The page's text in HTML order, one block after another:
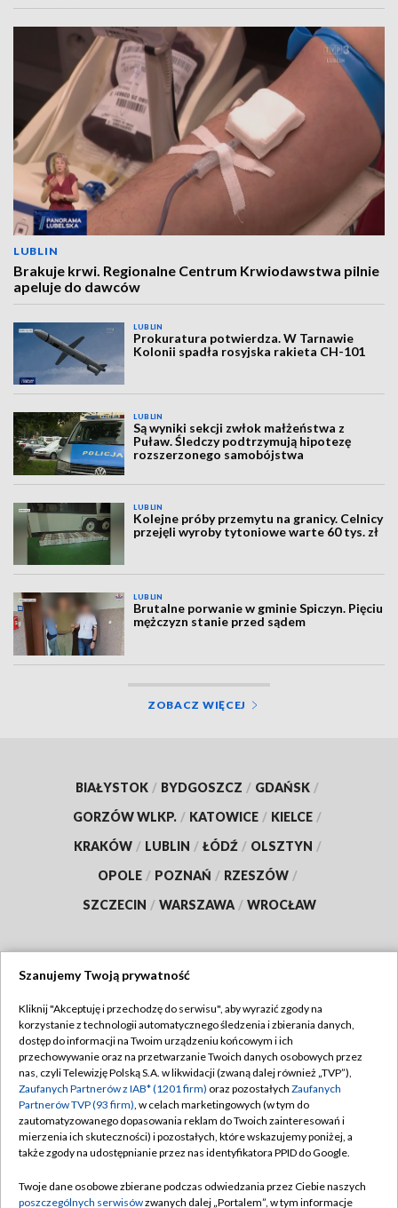
LUBLIN
Brakuje krwi. Regionalne Centrum Krwiodawstwa pilnie
apeluje do dawców
LUBLIN
Prokuratura potwierdza. W Tarnawie
Kolonii spadła rosyjska rakieta CH-101
LUBLIN
Są wyniki sekcji zwłok małżeństwa z
Puław. Śledczy podtrzymują hipotezę
rozszerzonego samobójstwa
LUBLIN
Kolejne próby przemytu na granicy. Celnicy
przejęli wyroby tytoniowe warte 60 tys. zł
LUBLIN
Brutalne porwanie w gminie Spiczyn. Pięciu
mężczyzn stanie przed sądem
ZOBACZ WIĘCEJ
BIAŁYSTOK / BYDGOSZCZ / GDAŃSK /
GORZÓW WLKP. / KATOWICE / KIELCE /
KRAKÓW / LUBLIN / ŁÓDŹ / OLSZTYN /
OPOLE / POZNAŃ / RZESZÓW /
SZCZECIN / WARSZAWA / WROCŁAW
TVP
Abonament TVP
Emisja w TVP
Centrum informacji TVP
Naziemna Telewizja Cyfrowa
Rada Programowa
Regulamin TVP
Polityka prywatności
Moje zgody
Pomoc
Kontakt
Szanujemy Twoją prywatność
Kliknij "Akceptuję i przechodzę do serwisu", aby wyrazić zgody na
korzystanie z technologii automatycznego śledzenia i zbierania danych,
dostęp do informacji na Twoim urządzeniu końcowym i ich
przechowywanie oraz na przetwarzanie Twoich danych osobowych przez
nas, czyli Telewizję Polską S.A. w likwidacji (zwaną dalej również „TVP”),
Zaufanych Partnerów z IAB* (1201 firm) oraz pozostałych Zaufanych
Partnerów TVP (93 firm), w celach marketingowych (w tym do
zautomatyzowanego dopasowania reklam do Twoich zainteresowań i
mierzenia ich skuteczności) i pozostałych, które wskazujemy poniżej, a
także zgody na udostępnianie przez nas identyfikatora PPID do Google.
Twoje dane osobowe zbierane podczas odwiedzania przez Ciebie naszych
poszczególnych serwisówzwanych dalej „Portalem”, w tym informacje